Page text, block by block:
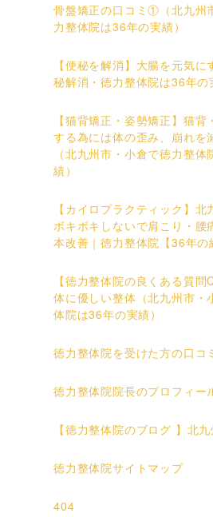
骨盤矯正の口コミ①（北九州
力整体院は36年の実績）
【便秘を解消】大腸を元気に
秘解消・徳力整体院は36年の
【猫背矯正・姿勢矯正】猫背
する為には体の歪み、崩れを
（北九州市・小倉で徳力整
績）
【カイロプラクティック】北
ボキボキしないで肩こり・腰
本改善｜徳力整体院【36年の
【徳力整体院の良くある質問
体に優しい整体（北九州市・
体院は36年の実績）
徳力整体院を受けた方の口コ
徳力整体院院長のプロフィー
【徳力整体院のブログ 】北
徳力整体院サイトマップ
404